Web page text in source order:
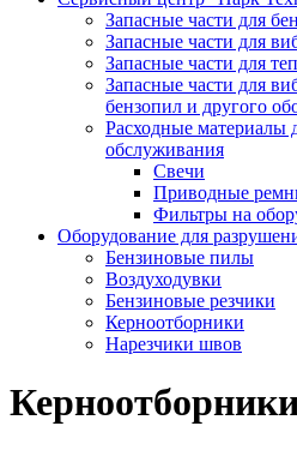
Запасные части для
Запасные части для
Запасные части для
Запасные части для
бензопил и другого
Расходные материалы
обслуживания
Свечи
Приводные
Фильтры на
Оборудование для
Бензиновые пилы
Воздуходувки
Бензиновые резчики
Керноотборники
Нарезчики швов